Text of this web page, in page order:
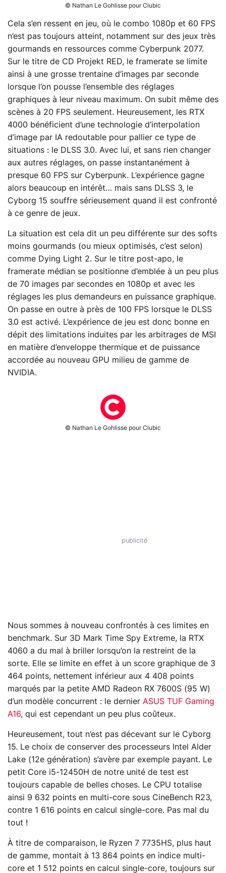
© Nathan Le Gohlisse pour Clubic
Cela s’en ressent en jeu, où le combo 1080p et 60 FPS
n’est pas toujours atteint, notamment sur des jeux très
gourmands en ressources comme Cyberpunk 2077.
Sur le titre de CD Projekt RED, le framerate se limite
ainsi à une grosse trentaine d’images par seconde
lorsque l’on pousse l’ensemble des réglages
graphiques à leur niveau maximum. On subit même des
scènes à 20 FPS seulement. Heureusement, les RTX
4000 bénéficient d’une technologie d’interpolation
d’image par IA redoutable pour pallier ce type de
situations : le DLSS 3.0. Avec lui, et sans rien changer
aux autres réglages, on passe instantanément à
presque 60 FPS sur Cyberpunk. L’expérience gagne
alors beaucoup en intérêt… mais sans DLSS 3, le
Cyborg 15 souffre sérieusement quand il est confronté
à ce genre de jeux.
La situation est cela dit un peu différente sur des softs
moins gourmands (ou mieux optimisés, c’est selon)
comme Dying Light 2. Sur le titre post-apo, le
framerate médian se positionne d’emblée à un peu plus
de 70 images par secondes en 1080p et avec les
réglages les plus demandeurs en puissance graphique.
On passe en outre à près de 100 FPS lorsque le DLSS
3.0 est activé. L’expérience de jeu est donc bonne en
dépit des limitations induites par les arbitrages de MSI
en matière d’enveloppe thermique et de puissance
accordée au nouveau GPU milieu de gamme de
NVIDIA.
© Nathan Le Gohlisse pour Clubic
Nous sommes à nouveau confrontés à ces limites en
benchmark. Sur 3D Mark Time Spy Extreme, la RTX
4060 a du mal à briller lorsqu’on la restreint de la
sorte. Elle se limite en effet à un score graphique de 3
464 points, nettement inférieur aux 4 408 points
marqués par la petite AMD Radeon RX 7600S (95 W)
d’un modèle concurrent : le dernier ASUS TUF Gaming
A16, qui est cependant un peu plus coûteux.
Heureusement, tout n’est pas décevant sur le Cyborg
15. Le choix de conserver des processeurs Intel Alder
Lake (12e génération) s’avère par exemple payant. Le
petit Core i5-12450H de notre unité de test est
toujours capable de belles choses. Le CPU totalise
ainsi 9 632 points en multi-core sous CineBench R23,
contre 1 616 points en calcul single-core. Pas mal du
tout !
À titre de comparaison, le Ryzen 7 7735HS, plus haut
de gamme, montait à 13 864 points en indice multi-
core et 1 512 points en calcul single-core, toujours sur